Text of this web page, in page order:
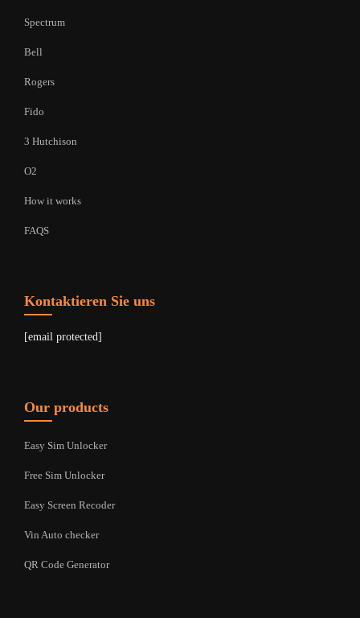
Spectrum
Bell
Rogers
Fido
3 Hutchison
O2
How it works
FAQS
Kontaktieren Sie uns
[email protected]
Our products
Easy Sim Unlocker
Free Sim Unlocker
Easy Screen Recoder
Vin Auto checker
QR Code Generator